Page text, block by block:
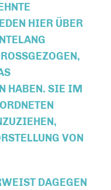
HIER ÜBER
S
G
SIE IM A
Z
W
VON G
DAGEGEN